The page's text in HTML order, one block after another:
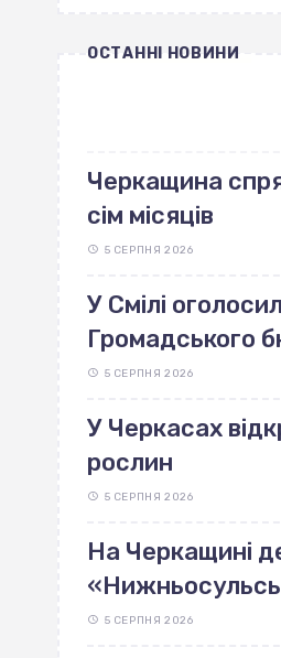
ОСТАННІ НОВИНИ
Черкащина
сім місяців
5 СЕРПНЯ 2026
У Смілі
Громадського
5 СЕРПНЯ 2026
У Черкасах
рослин
5 СЕРПНЯ 2026
На Черкащині
5 СЕРПНЯ 2026